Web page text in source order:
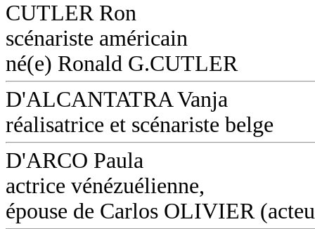
CUTLER Ron
scénariste américain
né(e) Ronald G.CUTLER
D'ALCANTATRA Vanja
réalisatrice et scénariste belge
D'ARCO Paula
actrice vénézuélienne,
épouse de Carlos OLIVIER